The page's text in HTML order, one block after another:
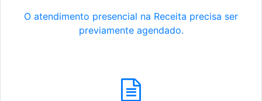
O atendimento presencial na Receita precisa ser
previamente agendado.